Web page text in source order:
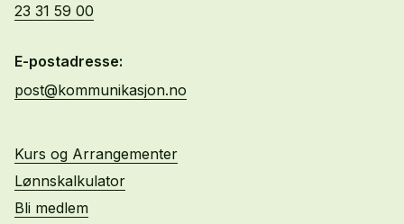
23 31 59 00
E-postadresse:
post@kommunikasjon.no
Kurs og Arrangementer
Lønnskalkulator
Bli medlem